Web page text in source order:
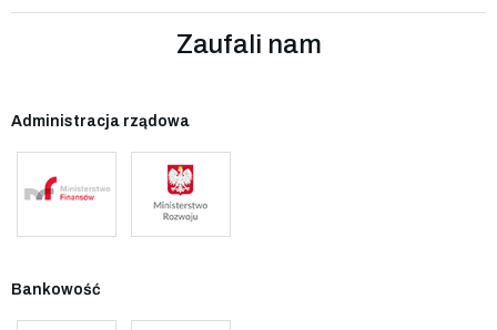
Zaufali nam
Administracja rządowa
Bankowość